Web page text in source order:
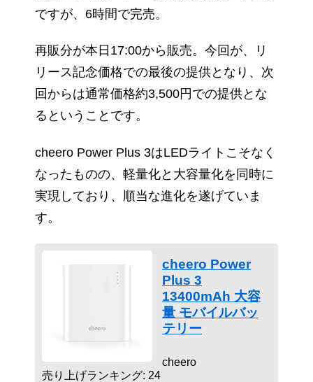
ですが、6時間で完売。
再販分が本日17:00から販売。今回が、リ
リース記念価格での最後の提供となり、次
回からは通常価格約3,500円での提供とな
るということです。
cheero Power Plus 3はLEDライトこそなく
なったものの、軽量化と大容量化を同時に
実現しており、順当な進化を遂げていま
す。
cheero Power
Plus 3
13400mAh 大容
量 モバイルバッ
テリー
cheero
売り上げランキング: 24